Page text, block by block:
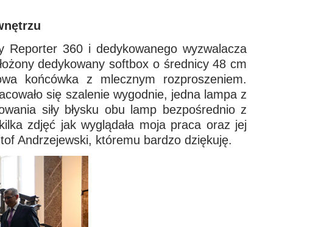
360 i dedykowanego wyzwalacza
dedykowany softbox o średnicy 48 cm
końcówka z mlecznym rozproszeniem.
się szalenie wygodnie, jedna lampa z
siły błysku obu lamp bezpośrednio z
zdjęć jak wyglądała moja praca oraz jej
Andrzejewski, któremu bardzo dziękuję.